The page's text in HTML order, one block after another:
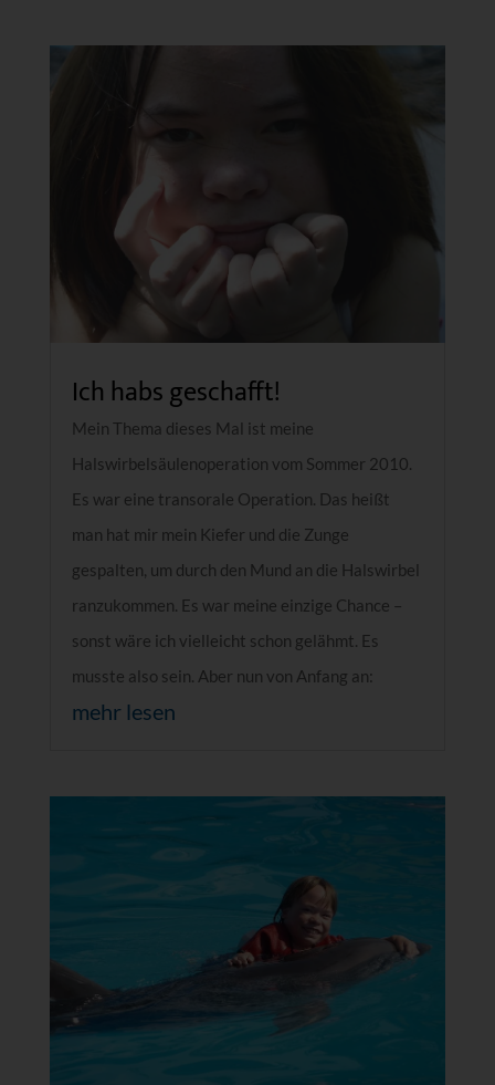
Ich habs geschafft!
Mein Thema dieses Mal ist meine
Halswirbelsäulenoperation vom Sommer 2010.
Es war eine transorale Operation. Das heißt
man hat mir mein Kiefer und die Zunge
gespalten, um durch den Mund an die Halswirbel
ranzukommen. Es war meine einzige Chance –
sonst wäre ich vielleicht schon gelähmt. Es
musste also sein. Aber nun von Anfang an:
mehr lesen